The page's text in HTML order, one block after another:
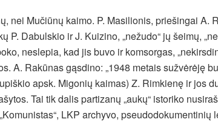
nei Mučiūnų kaimo. P. Masilionis, priešingai A.
P. Dabulskio ir J. Kuizino, „nežudo“ jų šeimų,
neslepia, kad jis buvo ir komsorgas,
A. Rakūnas gąsdino: „1948 metais sužvėrėję
apsk. Migonių kaimas) Z. Rimkienę ir jos
Tai tik dalis partizanų „aukų“ istoriko
LKP archyvo,